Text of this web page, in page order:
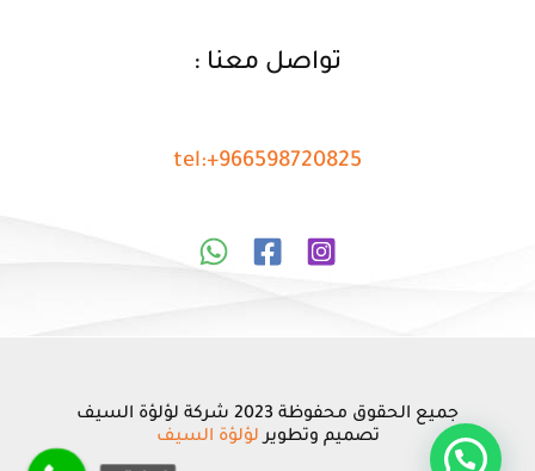
تواصل معنا :
tel:+966598720825
جميع الحقوق محفوظة 2023 شركة لؤلؤة السيف
تصميم وتطويرلؤلؤة السيف